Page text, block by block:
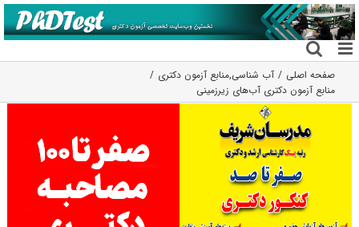
رفتن
به
محتوا
صفحه اصلی آب شناسی,منابع آزمون دکتری
منابع آزمون دکتری آب‌های زیرزمینی